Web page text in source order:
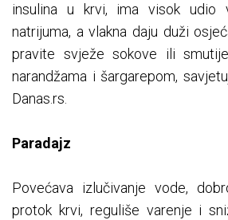
insulina u krvi, ima visok udio
natrijuma, a vlakna daju duži
pravite svježe sokove ili
narandžama i šargarepom,
Danas.rs.
Paradajz
Povećava izlučivanje vode,
protok krvi, reguliše varenje i